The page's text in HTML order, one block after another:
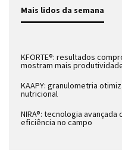
Mais lidos da semana
KFORTE®: resultados
mostram mais
KAAPY: granulometria
nutricional
NIRA®: tecnologia
eficiência no campo